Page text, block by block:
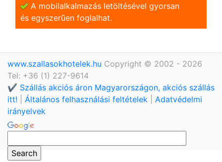
A mobilalkalmazás letöltésével gyorsan
és egyszerũen foglalhat.
www.szallasokhotelek.hu Copyright © 2002 - 2026
Tel: +36 (1) 227-9614
✔️ Szállás akciós áron Magyarországon, akciós szállás
itt!
Általános felhasználási feltételek
Adatvédelmi
irányelvek